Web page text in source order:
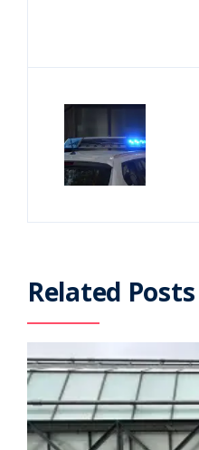
Related Posts